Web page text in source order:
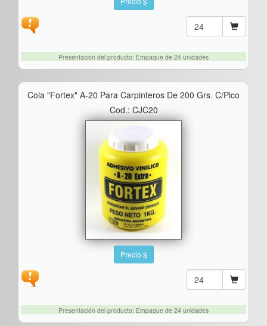
Presentación del producto: Empaque de 24 unidades
Cola "fortex" A-20 Para Carpinteros De 200 Grs. C/pico
Cod.: CJC20
Precio $
Presentación del producto: Empaque de 24 unidades